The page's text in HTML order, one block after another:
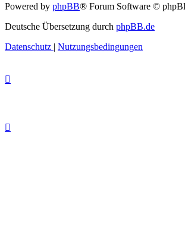
Powered by phpBB® Forum Software ©
Deutsche Übersetzung durch phpBB.de
Datenschutz | Nutzungsbedingungen